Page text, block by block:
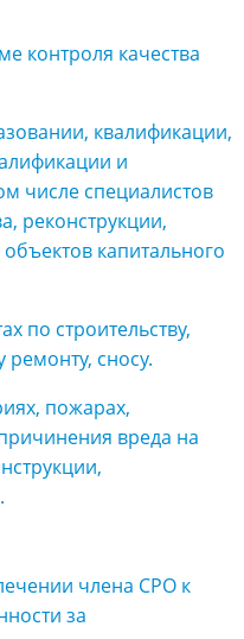
контроля качества
квалификации,
и
числе специалистов
реконструкции,
капитального
по строительству,
ремонту, сносу.
пожарах,
вреда на
члена СРО к
за